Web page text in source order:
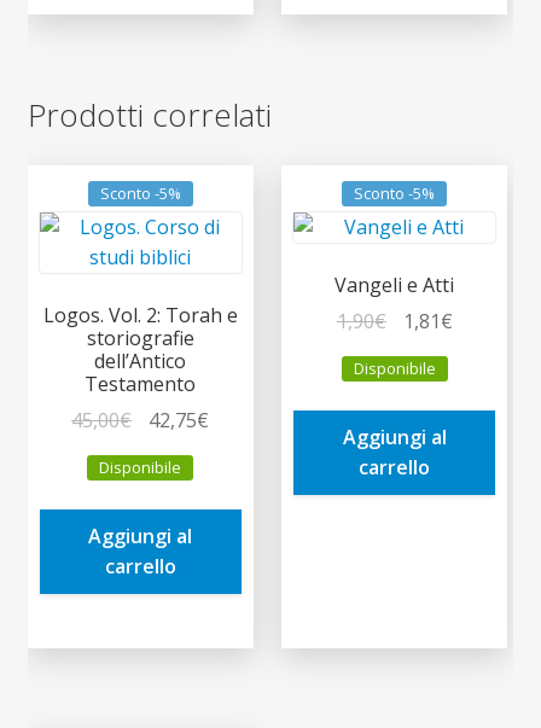
Prodotti correlati
Sconto -5%
Logos. Vol. 2: Torah e
storiografie
dell’Antico
Testamento
45,00€
prezzo
originale
era:
45,00€.
42,75€
è:
Disponibile
Aggiungi al
carrello
Sconto -5%
Vangeli e Atti
1,90€
prezzo
originale
era:
1,90€.
1,81€Il
è:
Disponibile
Aggiungi al
carrello